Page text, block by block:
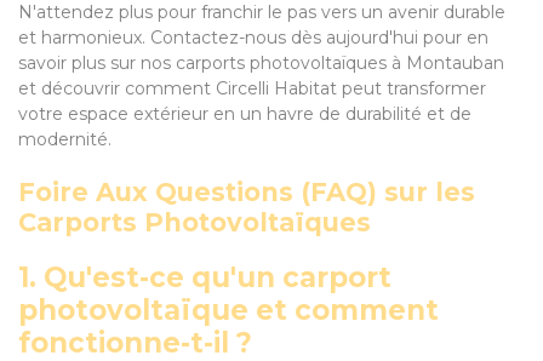
N'attendez plus pour franchir le pas vers un avenir durable
et harmonieux. Contactez-nous dès aujourd'hui pour en
savoir plus sur nos carports photovoltaïques à Montauban
et découvrir comment Circelli Habitat peut transformer
votre espace extérieur en un havre de durabilité et de
modernité.
Foire Aux Questions (FAQ) sur les
Carports Photovoltaïques
1. Qu'est-ce qu'un carport
photovoltaïque et comment
fonctionne-t-il ?